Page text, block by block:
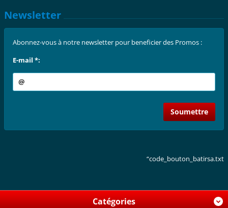
Newsletter
Abonnez-vous à notre newsletter pour beneficier des Promos :
E-mail *:
“code_bouton_batirsa.txt
Catégories